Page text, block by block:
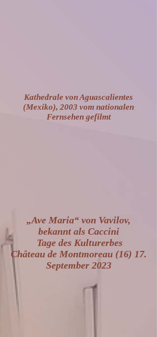
Kathedrale von Aguascalientes
(Mexiko), 2003 vom nationalen
Fernsehen gefilmt
„Ave Maria“ von Vavilov,
bekannt als Caccini
Tage des Kulturerbes
Château de Montmoreau (16) 17.
September 2023